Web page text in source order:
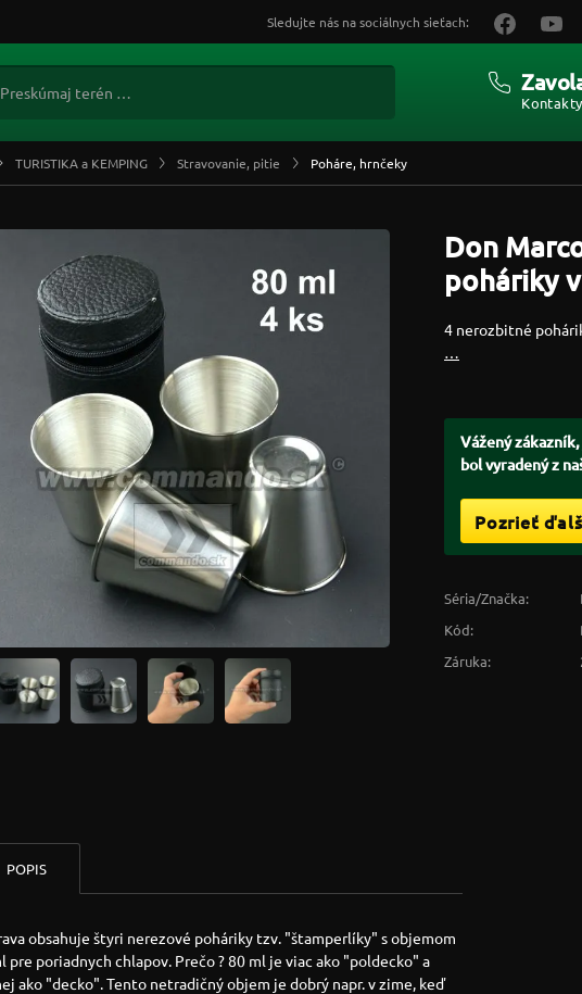
TURISTIKA a KEMPING Stravovanie, pitie Poháre, hrnčeky
Don
poháriky
4 nerozbitné
…
Vážený
bol vyradený z
Pozrieť
Séria/Značka:
Kód:
Záruka:
POPIS
obsahuje štyri nerezové poháriky tzv. "štamperlíky" s objemom
pre poriadnych chlapov. Prečo ? 80 ml je viac ako "poldecko" a
ako "decko". Tento netradičný objem je dobrý napr. v zime, keď
Sledujte nás na sociálnych sieťach: